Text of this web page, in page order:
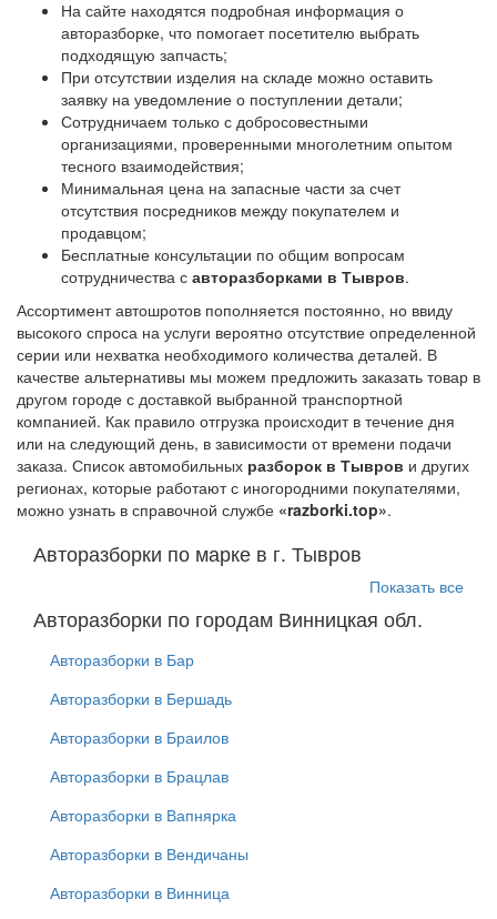
На сайте находятся подробная информация о
авторазборке, что помогает посетителю выбрать
подходящую запчасть;
При отсутствии изделия на складе можно оставить
заявку на уведомление о поступлении детали;
Сотрудничаем только с добросовестными
организациями, проверенными многолетним опытом
тесного взаимодействия;
Минимальная цена на запасные части за счет
отсутствия посредников между покупателем и
продавцом;
Бесплатные консультации по общим вопросам
сотрудничества с авторазборками в Тывров.
Ассортимент автошротов пополняется постоянно, но ввиду
высокого спроса на услуги вероятно отсутствие определенной
серии или нехватка необходимого количества деталей. В
качестве альтернативы мы можем предложить заказать товар в
другом городе с доставкой выбранной транспортной
компанией. Как правило отгрузка происходит в течение дня
или на следующий день, в зависимости от времени подачи
заказа. Список автомобильных разборок в Тывров и других
регионах, которые работают с иногородними покупателями,
можно узнать в справочной службе «razborki.top».
Авторазборки по марке в г. Тывров
Показать все
Авторазборки по городам Винницкая обл.
Авторазборки в Бар
Авторазборки в Бершадь
Авторазборки в Браилов
Авторазборки в Брацлав
Авторазборки в Вапнярка
Авторазборки в Вендичаны
Авторазборки в Винница